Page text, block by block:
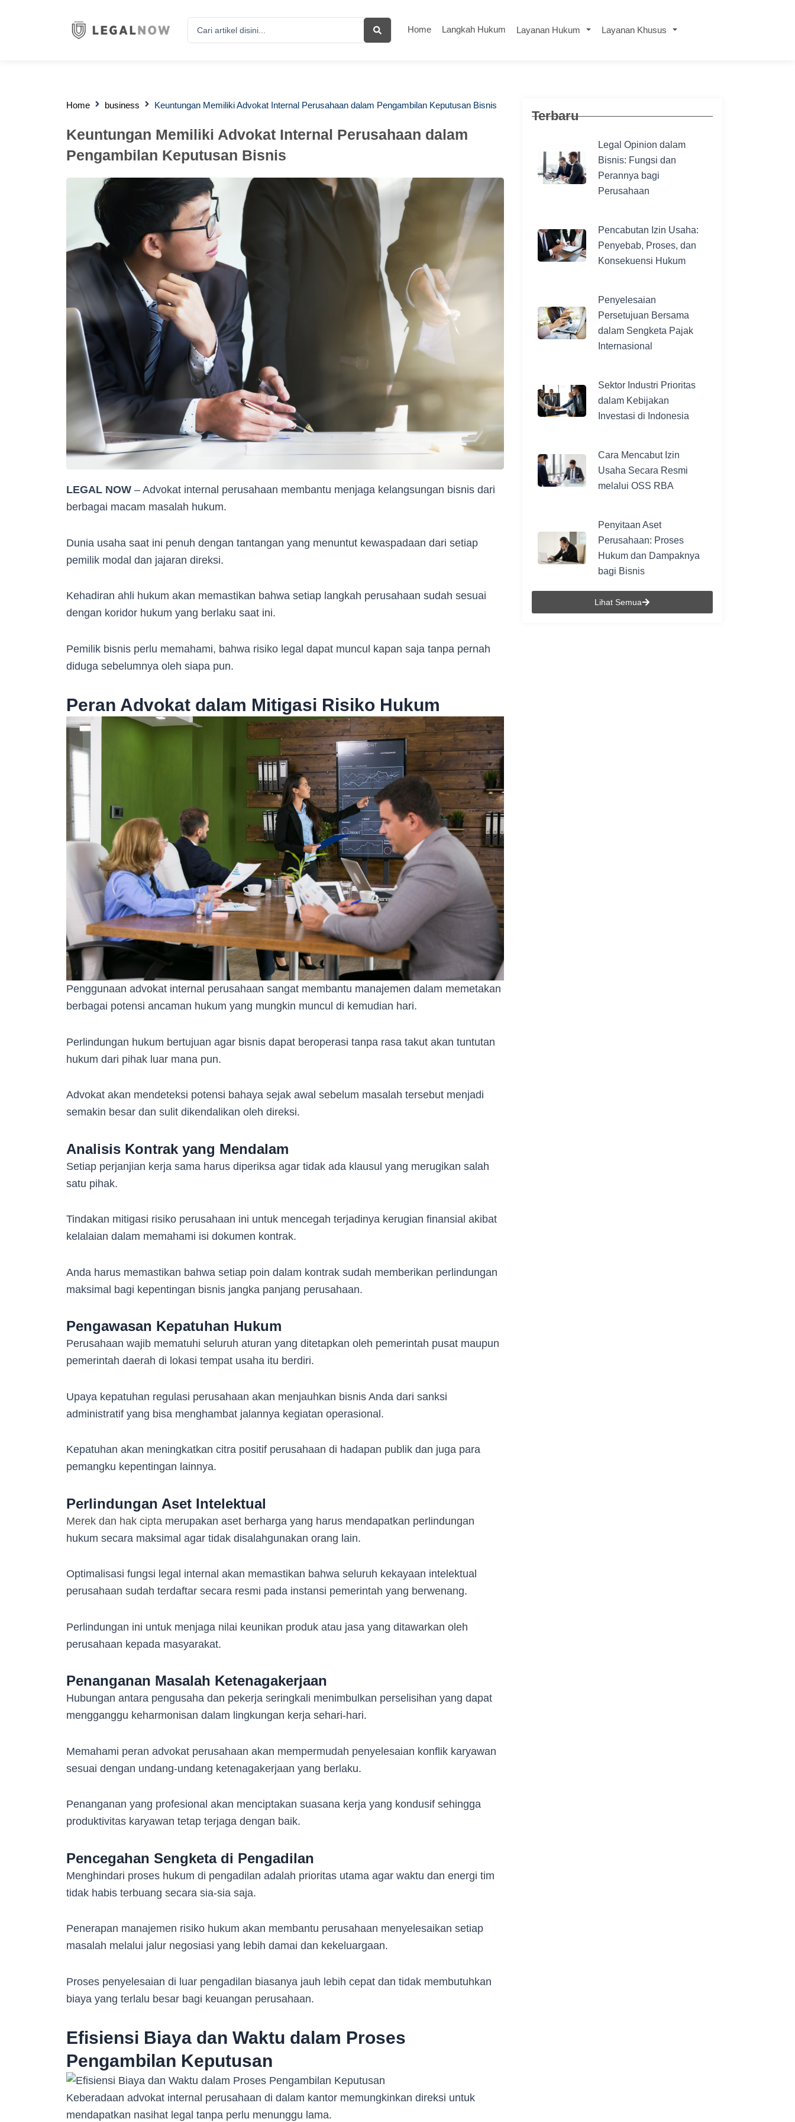
Home Langkah Hukum Layanan Hukum Layanan Khusus
Home business Keuntungan Memiliki Advokat Internal Perusahaan dalam Pengambilan Keputusan Bisnis
Keuntungan Memiliki Advokat Internal Perusahaan dalam
Pengambilan Keputusan Bisnis
LEGAL NOW – Advokat internal perusahaan membantu menjaga kelangsungan bisnis dari
berbagai macam masalah hukum.
Dunia usaha saat ini penuh dengan tantangan yang menuntut kewaspadaan dari setiap
pemilik modal dan jajaran direksi.
Kehadiran ahli hukum akan memastikan bahwa setiap langkah perusahaan sudah sesuai
dengan koridor hukum yang berlaku saat ini.
Pemilik bisnis perlu memahami, bahwa risiko legal dapat muncul kapan saja tanpa pernah
diduga sebelumnya oleh siapa pun.
Peran Advokat dalam Mitigasi Risiko Hukum
Penggunaan advokat internal perusahaan sangat membantu manajemen dalam memetakan
berbagai potensi ancaman hukum yang mungkin muncul di kemudian hari.
Perlindungan hukum bertujuan agar bisnis dapat beroperasi tanpa rasa takut akan tuntutan
hukum dari pihak luar mana pun.
Advokat akan mendeteksi potensi bahaya sejak awal sebelum masalah tersebut menjadi
semakin besar dan sulit dikendalikan oleh direksi.
Analisis Kontrak yang Mendalam
Setiap perjanjian kerja sama harus diperiksa agar tidak ada klausul yang merugikan salah
satu pihak.
Tindakan mitigasi risiko perusahaan ini untuk mencegah terjadinya kerugian finansial akibat
kelalaian dalam memahami isi dokumen kontrak.
Anda harus memastikan bahwa setiap poin dalam kontrak sudah memberikan perlindungan
maksimal bagi kepentingan bisnis jangka panjang perusahaan.
Pengawasan Kepatuhan Hukum
Perusahaan wajib mematuhi seluruh aturan yang ditetapkan oleh pemerintah pusat maupun
pemerintah daerah di lokasi tempat usaha itu berdiri.
Upaya kepatuhan regulasi perusahaan akan menjauhkan bisnis Anda dari sanksi
administratif yang bisa menghambat jalannya kegiatan operasional.
Kepatuhan akan meningkatkan citra positif perusahaan di hadapan publik dan juga para
pemangku kepentingan lainnya.
Perlindungan Aset Intelektual
Merek dan hak cipta merupakan aset berharga yang harus mendapatkan perlindungan
hukum secara maksimal agar tidak disalahgunakan orang lain.
Optimalisasi fungsi legal internal akan memastikan bahwa seluruh kekayaan intelektual
perusahaan sudah terdaftar secara resmi pada instansi pemerintah yang berwenang.
Perlindungan ini untuk menjaga nilai keunikan produk atau jasa yang ditawarkan oleh
perusahaan kepada masyarakat.
Penanganan Masalah Ketenagakerjaan
Hubungan antara pengusaha dan pekerja seringkali menimbulkan perselisihan yang dapat
mengganggu keharmonisan dalam lingkungan kerja sehari-hari.
Memahami peran advokat perusahaan akan mempermudah penyelesaian konflik karyawan
sesuai dengan undang-undang ketenagakerjaan yang berlaku.
Penanganan yang profesional akan menciptakan suasana kerja yang kondusif sehingga
produktivitas karyawan tetap terjaga dengan baik.
Pencegahan Sengketa di Pengadilan
Menghindari proses hukum di pengadilan adalah prioritas utama agar waktu dan energi tim
tidak habis terbuang secara sia-sia saja.
Penerapan manajemen risiko hukum akan membantu perusahaan menyelesaikan setiap
masalah melalui jalur negosiasi yang lebih damai dan kekeluargaan.
Proses penyelesaian di luar pengadilan biasanya jauh lebih cepat dan tidak membutuhkan
biaya yang terlalu besar bagi keuangan perusahaan.
Efisiensi Biaya dan Waktu dalam Proses
Pengambilan Keputusan
Keberadaan advokat internal perusahaan di dalam kantor memungkinkan direksi untuk
mendapatkan nasihat legal tanpa perlu menunggu lama.
Terbaru
Legal Opinion dalam
Bisnis: Fungsi dan
Perannya bagi
Perusahaan
Pencabutan Izin Usaha:
Penyebab, Proses, dan
Konsekuensi Hukum
Penyelesaian
Persetujuan Bersama
dalam Sengketa Pajak
Internasional
Sektor Industri Prioritas
dalam Kebijakan
Investasi di Indonesia
Cara Mencabut Izin
Usaha Secara Resmi
melalui OSS RBA
Penyitaan Aset
Perusahaan: Proses
Hukum dan Dampaknya
bagi Bisnis
Lihat Semua